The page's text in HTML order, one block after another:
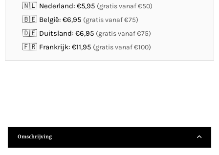
🇳🇱 Nederland: €5,95 (gratis vanaf €50)
🇧🇪 België: €6,95 (gratis vanaf €75)
🇩🇪 Duitsland: €6,95 (gratis vanaf €75)
🇫🇷 Frankrijk: €11,95 (gratis vanaf €100)
Omschrijving